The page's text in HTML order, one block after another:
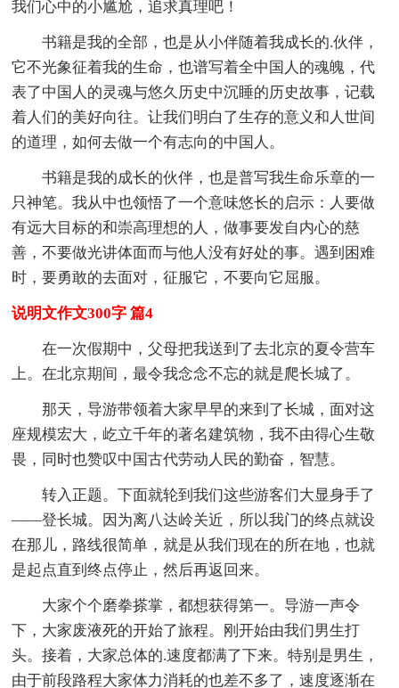
我们心中的小尴尬，追求真理吧！
书籍是我的全部，也是从小伴随着我成长的.伙伴，
它不光象征着我的生命，也谱写着全中国人的魂魄，代
表了中国人的灵魂与悠久历史中沉睡的历史故事，记载
着人们的美好向往。让我们明白了生存的意义和人世间
的道理，如何去做一个有志向的中国人。
书籍是我的成长的伙伴，也是普写我生命乐章的一
只神笔。我从中也领悟了一个意味悠长的启示：人要做
有远大目标的和崇高理想的人，做事要发自内心的慈
善，不要做光讲体面而与他人没有好处的事。遇到困难
时，要勇敢的去面对，征服它，不要向它屈服。
说明文作文300字 篇4
在一次假期中，父母把我送到了去北京的夏令营车
上。在北京期间，最令我念念不忘的就是爬长城了。
那天，导游带领着大家早早的来到了长城，面对这
座规模宏大，屹立千年的著名建筑物，我不由得心生敬
畏，同时也赞叹中国古代劳动人民的勤奋，智慧。
转入正题。下面就轮到我们这些游客们大显身手了
——登长城。因为离八达岭关近，所以我门的终点就设
在那儿，路线很简单，就是从我们现在的所在地，也就
是起点直到终点停止，然后再返回来。
大家个个磨拳搽掌，都想获得第一。导游一声令
下，大家废液死的开始了旅程。刚开始由我们男生打
头。接着，大家总体的.速度都满了下来。特别是男生，
由于前段路程大家体力消耗的也差不多了，速度逐渐在